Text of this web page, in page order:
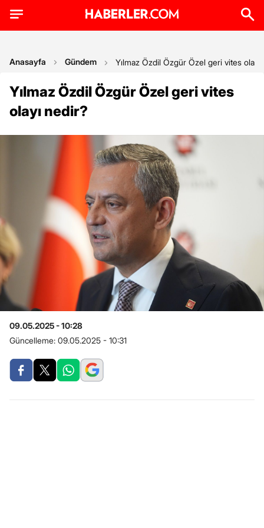
Anasayfa Gündem Yılmaz Özdil Özgür Özel geri vites olayı
Yılmaz Özdil Özgür Özel geri vites
olayı nedir?
09.05.2025 - 10:28
Güncelleme: 09.05.2025 - 10:31